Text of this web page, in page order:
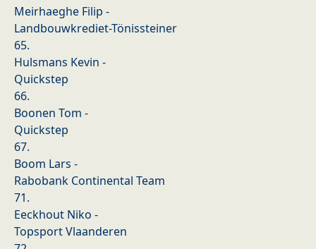
Meirhaeghe Filip -
Landbouwkrediet-Tönissteiner
65.
Hulsmans Kevin -
Quickstep
66.
Boonen Tom -
Quickstep
67.
Boom Lars -
Rabobank Continental Team
71.
Eeckhout Niko -
Topsport Vlaanderen